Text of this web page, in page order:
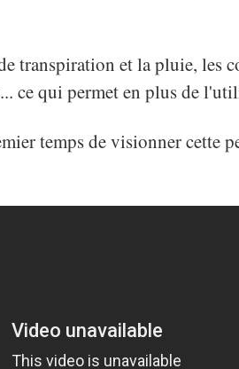
transpiration et la pluie, les
ce qui permet en plus de
temps de visionner